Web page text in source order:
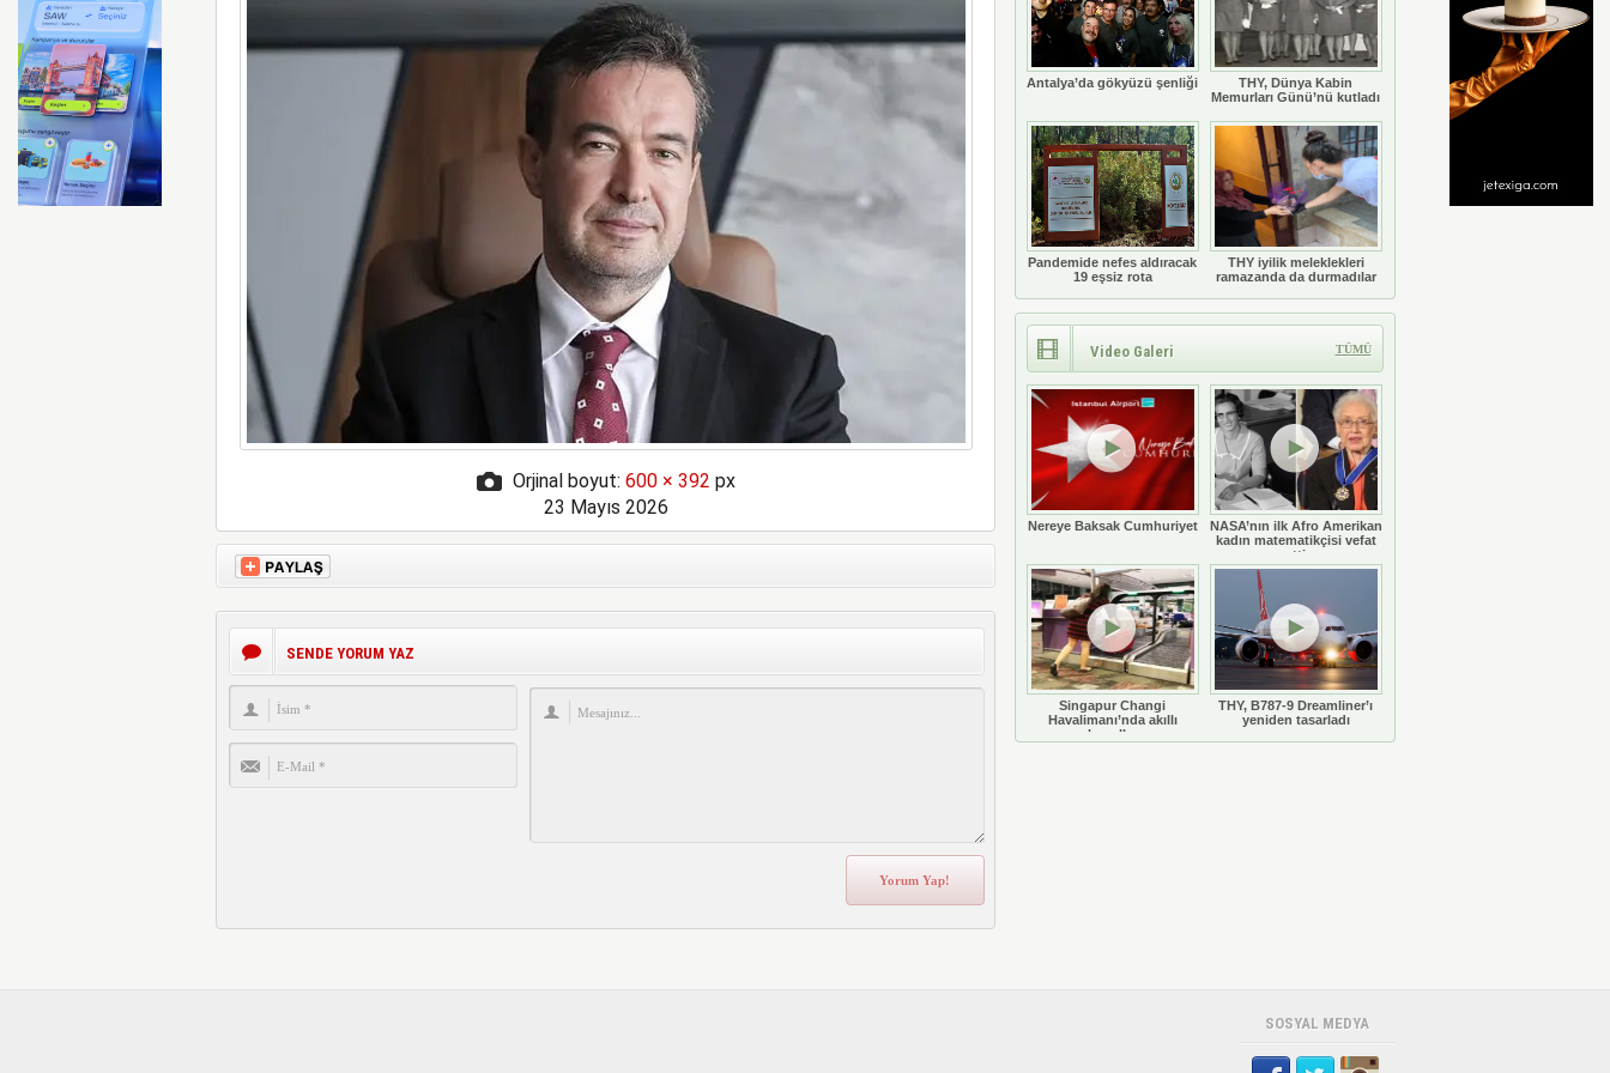
İberia Havayolu 12 Ağustos’ta özel uçuş yapacak
Orjinal boyut: 600 × 392 px
23 Mayıs 2026
SENDE YORUM YAZ
Antalya’da gökyüzü şenliği
THY, Dünya Kabin
Memurları Günü’nü kutladı
Pandemide nefes aldıracak
19 eşsiz rota
THY iyilik meleklekleri
ramazanda da durmadılar
Video Galeri TÜMÜ
Nereye Baksak Cumhuriyet
NASA’nın ilk Afro Amerikan
kadın matematikçisi vefat
etti
Singapur Changi
Havalimanı’nda akıllı
bavullar
THY, B787-9 Dreamliner’ı
yeniden tasarladı
SOSYAL MEDYA